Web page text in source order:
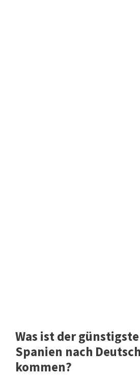
Was ist der
Spanien nach
kommen?